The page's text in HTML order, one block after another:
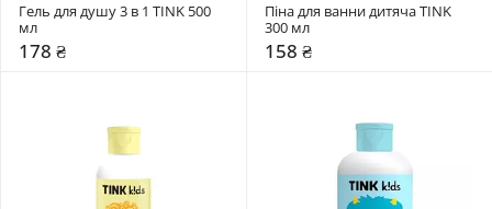
Гель для душу 3 в 1 TINK 500
мл
178 ₴
Піна для ванни дитяча TINK
300 мл
158 ₴